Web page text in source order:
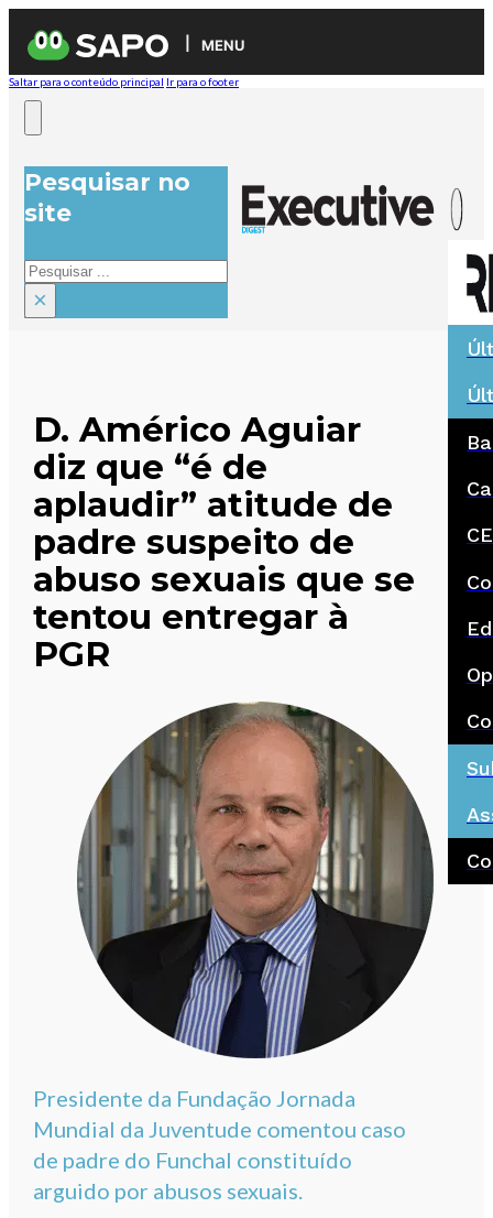
MENU
Saltar para o conteúdo principal Ir para o footer
Pesquisar no
site
Pesquisar
×
D. Américo Aguiar
diz que “é de
aplaudir” atitude de
padre suspeito de
abuso sexuais que se
tentou entregar à
PGR
Presidente da Fundação Jornada
Mundial da Juventude comentou caso
de padre do Funchal constituído
arguido por abusos sexuais.